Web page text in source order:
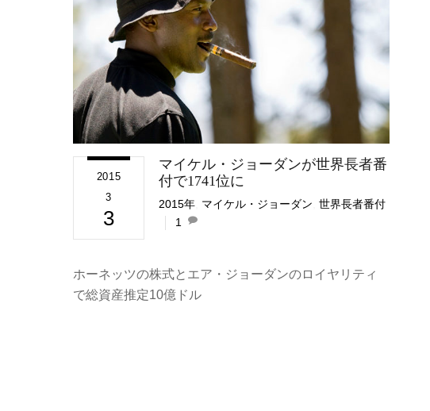
2015
3
3
マイケル・ジョーダンが世界長者番
付で1741位に
2015年, マイケル・ジョーダン 世界長者番付
1
ホーネッツの株式とエア・ジョーダンのロイヤリティ
で総資産推定10億ドル